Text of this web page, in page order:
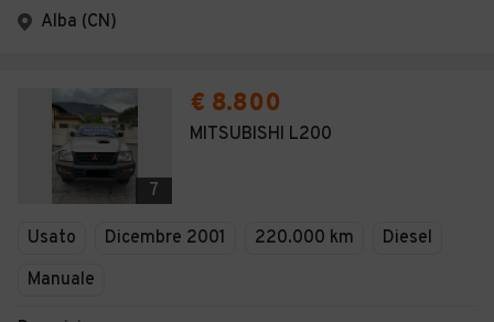
Alba (CN)
7
€ 8.800
MITSUBISHI L200
Usato Dicembre 2001 220.000 km
Diesel
Manuale